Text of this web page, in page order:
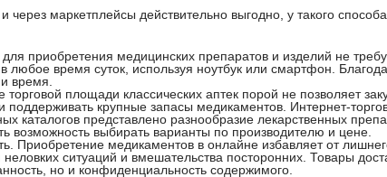
через маркетплейсы действительно выгодно, у такого
приобретения медицинских препаратов и изделий не
время суток, используя ноутбук или смартфон.
время.
площади классических аптек порой не позволяет
поддерживать крупные запасы медикаментов. Интернет-
каталогов представлено разнообразие лекарственных
возможность выбирать варианты по производителю и цене.
Приобретение медикаментов в онлайне избавляет от
ситуаций и вмешательства посторонних. Товары
но и конфиденциальность содержимого.